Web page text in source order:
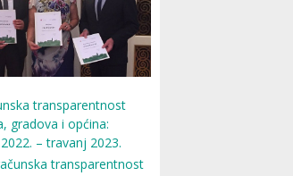
transparentnost
gradova i općina:
– travanj 2023.
transparentnost